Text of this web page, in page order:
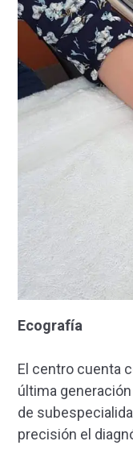
Ecografía
El centro cuenta
última
de
precisión el